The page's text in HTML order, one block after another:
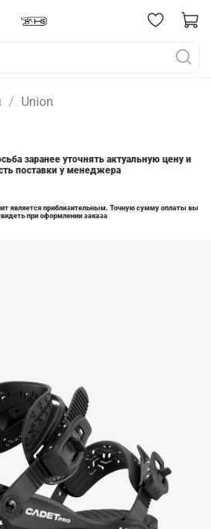
Union
заранее уточнять актуальную цену и
поставки у менеджера
является приблизительным. Точную сумму оплаты вы
при оформлении заказа